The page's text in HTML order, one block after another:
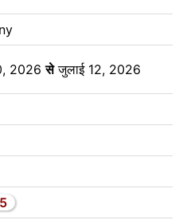
2026सेजुलाई 12, 2026